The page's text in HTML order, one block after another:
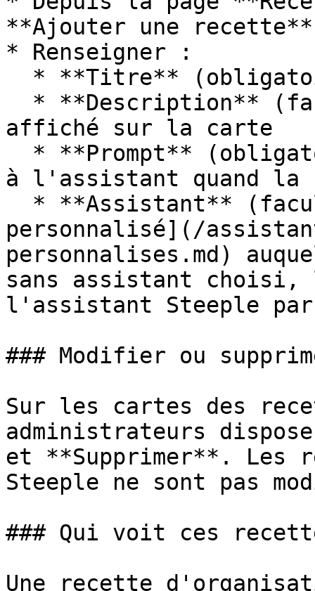
**Ajouter une recette**
* Renseigner :
affiché sur la carte
à l'assistant quand la
personnalisé](/
personnalises.md)
sans assistant
l'assistant Steeple
### Modifier ou
Sur les cartes des
administrateurs
et **Supprimer**. Les
Steeple ne sont pas
### Qui voit ces
Une recette